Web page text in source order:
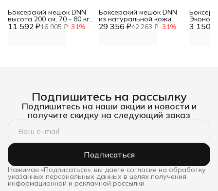
11 592 ₽16 905 ₽−31%
Боксёрский мешок DNN
высота 200 см, 70 - 80 кг,
диаметр 35 см (Чехол 29 356 ₽42 263 ₽−31%
Боксёрский мешок DNN
из натуральной кожи
(диаметр 40см, h-140см, 3 150 ₽
Эконом
/ ПВХ
Подпишитесь на рассылку
Подпишитесь на наши акции и новости и
получите скидку на следующий заказ
Подписаться
Нажимая «Подписаться», вы даете согласие на обработку
указанных персональных данных в целях получения
информационной и рекламной рассылки